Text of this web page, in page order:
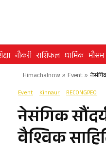
नौकरी राशिफल धार्मिक मौसम
Himachalnow» Event»
Event Kinnaur RECONGPEO
नेसंगिक
वैश्विक